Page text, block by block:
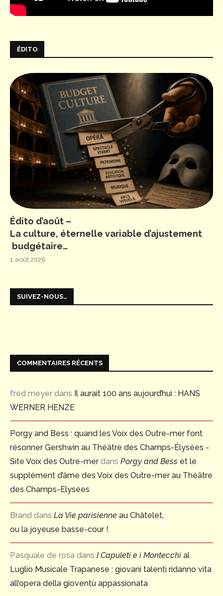
ÉDITO
Édito d’août –
La culture, éternelle variable d’ajustement
budgétaire…
1 août 2026
SUIVEZ-NOUS…
COMMENTAIRES RÉCENTS
fred meyer dans Il aurait 100 ans aujourd’hui : HANS
WERNER HENZE
Porgy and Bess : quand les Voix des Outre-mer font
résonner Gershwin au Théâtre des Champs-Élysées -
Site Voix des Outre-merdans Porgy and Bess et le
supplément d’âme des Voix des Outre-mer au Théâtre
des Champs-Elysées
Brand dans La Vie parisienne au Châtelet,
ou la joyeuse basse-cour !
Pasquale de rosa dans I Capuleti e i Montecchi al
Luglio Musicale Trapanese : giovani talenti ridanno vita
all’opera della gioventù appassionata